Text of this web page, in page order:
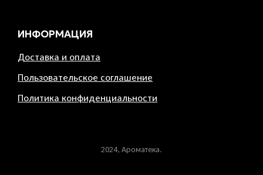
ИНФОРМАЦИЯ
Доставка и оплата
Пользовательское соглашение
Политика конфиденциальности
2024, Ароматека.